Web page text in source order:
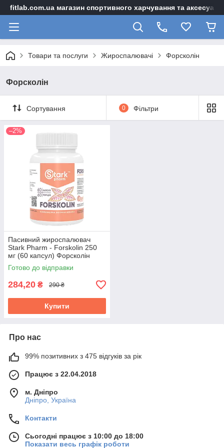
fitlab.com.ua магазин спортивного харчування та
Товари та послуги Жироспалювачі Форсколін
Форсколін
Сортування 0 Фільтри
–2%
Пасивний жироспалювач
Stark Pharm - Forskolin 250
мг (60 капсул) Форсколін
Готово до відправки
284,20 ₴ 290 ₴
Купити
Про нас
99% позитивних з 475 відгуків за рік
Працює з 22.04.2018
м. Дніпро
Дніпро, Україна
Контакти
Сьогодні працює з 10:00 до 18:00
Показати весь графік роботи